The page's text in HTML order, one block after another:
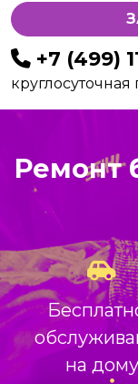
+7 (499)
Ремонт
на дому